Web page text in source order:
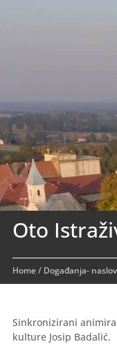
Oto
Home/ Događanja-
Sinkronizirani
kulture Josip Badalić.